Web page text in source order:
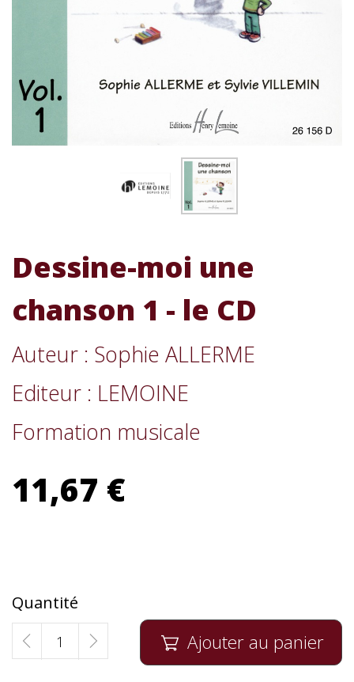
Dessine-moi une
chanson 1 - le CD
Auteur : Sophie ALLERME
Editeur : LEMOINE
Formation musicale
11,67 €
Quantité
 Ajouter au panier